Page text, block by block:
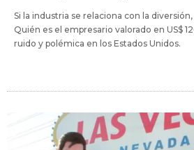
Si la industria se relaciona con la
Quién es el empresario valorado en US$
ruido y polémica en los Estados Unidos.